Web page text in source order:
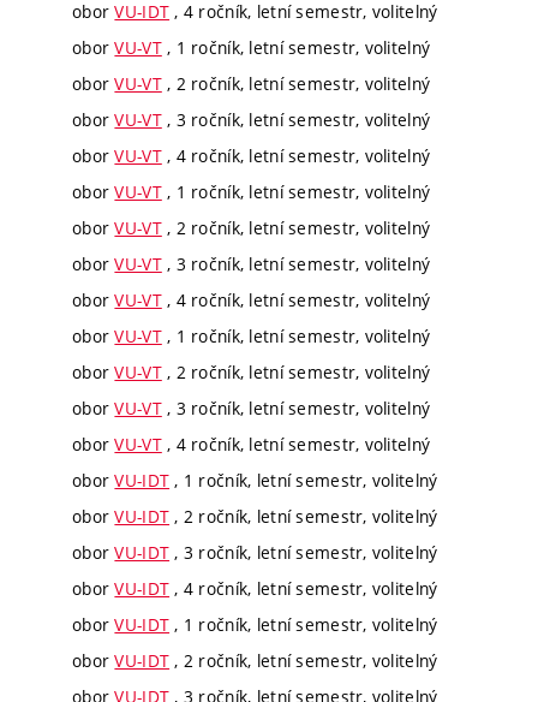
oborVU-IDT , 4 ročník, letní semestr, volitelný
oborVU-VT, 1 ročník, letní semestr, volitelný
oborVU-VT, 2 ročník, letní semestr, volitelný
oborVU-VT, 3 ročník, letní semestr, volitelný
oborVU-VT, 4 ročník, letní semestr, volitelný
oborVU-VT, 1 ročník, letní semestr, volitelný
oborVU-VT, 2 ročník, letní semestr, volitelný
oborVU-VT, 3 ročník, letní semestr, volitelný
oborVU-VT, 4 ročník, letní semestr, volitelný
oborVU-VT, 1 ročník, letní semestr, volitelný
oborVU-VT, 2 ročník, letní semestr, volitelný
oborVU-VT, 3 ročník, letní semestr, volitelný
oborVU-VT, 4 ročník, letní semestr, volitelný
oborVU-IDT , 1 ročník, letní semestr, volitelný
oborVU-IDT , 2 ročník, letní semestr, volitelný
oborVU-IDT , 3 ročník, letní semestr, volitelný
oborVU-IDT , 4 ročník, letní semestr, volitelný
oborVU-IDT , 1 ročník, letní semestr, volitelný
oborVU-IDT , 2 ročník, letní semestr, volitelný
oborVU-IDT , 3 ročník, letní semestr, volitelný